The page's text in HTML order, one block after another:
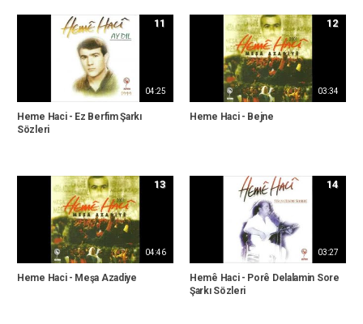
04:25
11
Heme Haci - Ez Berfim Şarkı
Sözleri
03:34
12
Heme Haci - Bejne
04:46
13
Heme Haci - Meşa Azadiye
03:27
14
Hemê Haci - Porê Delalamin Sore
Şarkı Sözleri